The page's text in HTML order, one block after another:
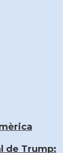
de Trump: